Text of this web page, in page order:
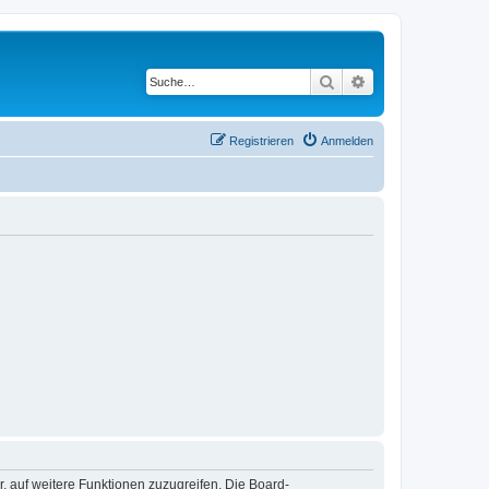
Suche
Anmelden
Registrieren
auf weitere Funktionen zuzugreifen. Die Board-